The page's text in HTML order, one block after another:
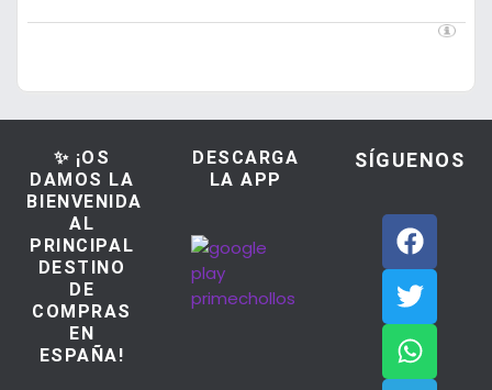
✨ ¡OS
DAMOS LA
BIENVENIDA
AL
PRINCIPAL
DESTINO
DE
COMPRAS
EN
ESPAÑA!
DESCARGA
LA APP
SÍGUENOS